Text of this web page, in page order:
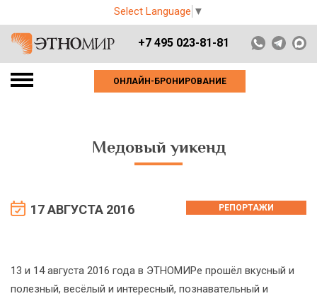
Select Language ▼
+7 495 023-81-81
ОНЛАЙН-БРОНИРОВАНИЕ
Медовый уикенд
17 АВГУСТА 2016 РЕПОРТАЖИ
13 и 14 августа 2016 года в ЭТНОМИРе прошёл вкусный и
полезный, весёлый и интересный, познавательный и